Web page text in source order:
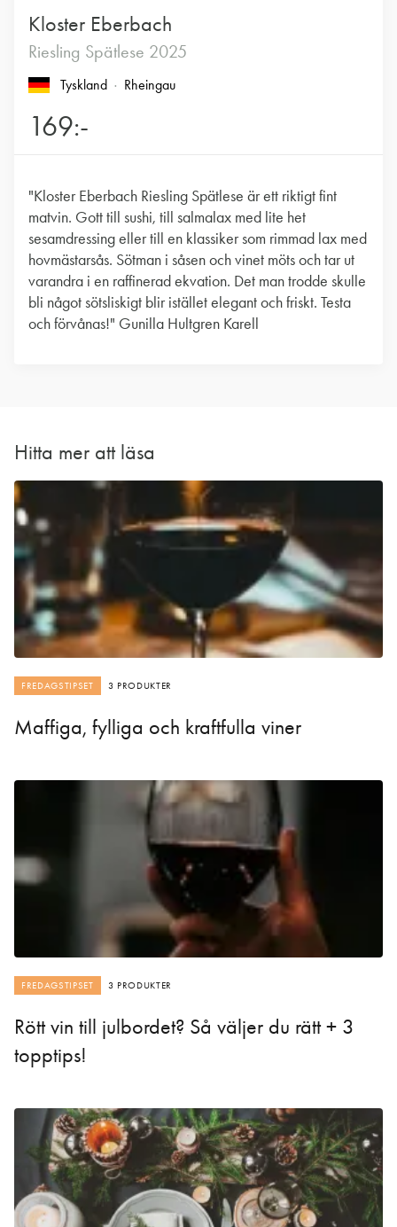
Kloster Eberbach
Riesling Spätlese 2025
Tyskland Rheingau
169:-
"Kloster Eberbach Riesling Spätlese är ett riktigt fint
matvin. Gott till sushi, till salmalax med lite het
sesamdressing eller till en klassiker som rimmad lax med
hovmästarsås. Sötman i såsen och vinet möts och tar ut
varandra i en raffinerad ekvation. Det man trodde skulle
bli något sötsliskigt blir istället elegant och friskt. Testa
och förvånas!" Gunilla Hultgren Karell
Hitta mer att läsa
FREDAGSTIPSET 3 PRODUKTER
Maffiga, fylliga och kraftfulla viner
FREDAGSTIPSET 3 PRODUKTER
Rött vin till julbordet? Så väljer du rätt + 3
topptips!